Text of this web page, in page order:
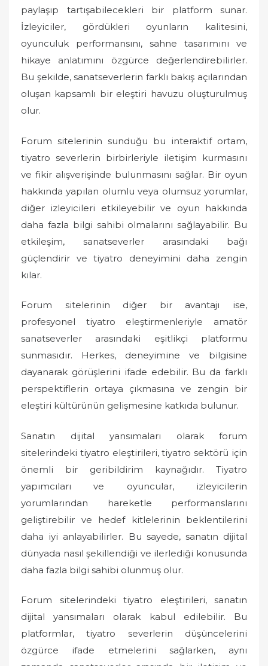
paylaşıp tartışabilecekleri bir platform sunar.
İzleyiciler, gördükleri oyunların kalitesini,
oyunculuk performansını, sahne tasarımını ve
hikaye anlatımını özgürce değerlendirebilirler.
Bu şekilde, sanatseverlerin farklı bakış açılarından
oluşan kapsamlı bir eleştiri havuzu oluşturulmuş
olur.
Forum sitelerinin sunduğu bu interaktif ortam,
tiyatro severlerin birbirleriyle iletişim kurmasını
ve fikir alışverişinde bulunmasını sağlar. Bir oyun
hakkında yapılan olumlu veya olumsuz yorumlar,
diğer izleyicileri etkileyebilir ve oyun hakkında
daha fazla bilgi sahibi olmalarını sağlayabilir. Bu
etkileşim, sanatseverler arasındaki bağı
güçlendirir ve tiyatro deneyimini daha zengin
kılar.
Forum sitelerinin diğer bir avantajı ise,
profesyonel tiyatro eleştirmenleriyle amatör
sanatseverler arasındaki eşitlikçi platformu
sunmasıdır. Herkes, deneyimine ve bilgisine
dayanarak görüşlerini ifade edebilir. Bu da farklı
perspektiflerin ortaya çıkmasına ve zengin bir
eleştiri kültürünün gelişmesine katkıda bulunur.
Sanatın dijital yansımaları olarak forum
sitelerindeki tiyatro eleştirileri, tiyatro sektörü için
önemli bir geribildirim kaynağıdır. Tiyatro
yapımcıları ve oyuncular, izleyicilerin
yorumlarından hareketle performanslarını
geliştirebilir ve hedef kitlelerinin beklentilerini
daha iyi anlayabilirler. Bu sayede, sanatın dijital
dünyada nasıl şekillendiği ve ilerlediği konusunda
daha fazla bilgi sahibi olunmuş olur.
Forum sitelerindeki tiyatro eleştirileri, sanatın
dijital yansımaları olarak kabul edilebilir. Bu
platformlar, tiyatro severlerin düşüncelerini
özgürce ifade etmelerini sağlarken, aynı